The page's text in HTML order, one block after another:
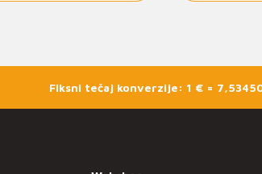
Fiksni tečaj konverzije: 1 € =